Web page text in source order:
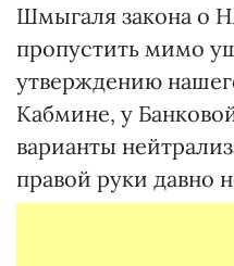
Шмыгаля закона о
пропустить мимо
утверждению
Кабмине, у
варианты
правой руки давно